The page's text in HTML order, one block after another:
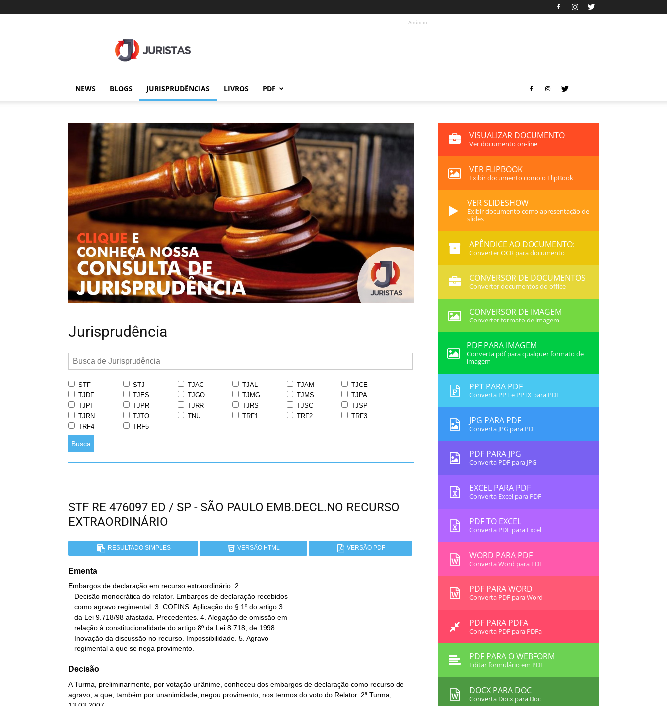
- Anúncio -
NEWS BLOGS JURISPRUDÊNCIAS LIVROS PDF
Jurisprudência
STF STJ TJAC TJAL TJAM
TJCE
TJDF
TJES TJGO TJMG TJMS
TJPA
TJPI
TJPR TJRR TJRS TJSC
TJSP
TJRN
TJTO TNU TRF1 TRF2
TRF3
TRF4
TRF5
Busca
STF RE 476097 ED / SP - SÃO PAULO EMB.DECL.NO RECURSO
EXTRAORDINÁRIO
RESULTADO SIMPLES VERSÃO HTML VERSÃO PDF
Ementa
Embargos de declaração em recurso extraordinário. 2.
   regimental a que se nega provimento.
Decisão
A Turma, preliminarmente, por votação unânime, conheceu dos embargos de declaração como recurso de
agravo, a que, também por unanimidade, negou provimento, nos termos do voto do Relator. 2ª Turma,
VISUALIZAR DOCUMENTO
Ver documento on-line
VER FLIPBOOK
Exibir documento como o FlipBook
VER SLIDESHOW
Exibir documento como apresentação de
slides
APÊNDICE AO DOCUMENTO:
Converter OCR para documento
CONVERSOR DE DOCUMENTOS
Converter documentos do office
CONVERSOR DE IMAGEM
Converter formato de imagem
PDF PARA IMAGEM
Converta pdf para qualquer formato de
imagem
PPT PARA PDF
Converta PPT e PPTX para PDF
JPG PARA PDF
Converta JPG para PDF
PDF PARA JPG
Converta PDF para JPG
EXCEL PARA PDF
Converta Excel para PDF
PDF TO EXCEL
Converta PDF para Excel
WORD PARA PDF
Converta Word para PDF
PDF PARA WORD
Converta PDF para Word
PDF PARA PDFA
Converta PDF para PDFa
PDF PARA O WEBFORM
Editar formulário em PDF
DOCX PARA DOC
Converta Docx para Doc